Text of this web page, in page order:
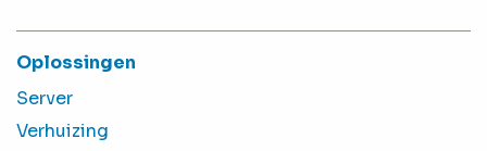
Oplossingen
Server
Verhuizing